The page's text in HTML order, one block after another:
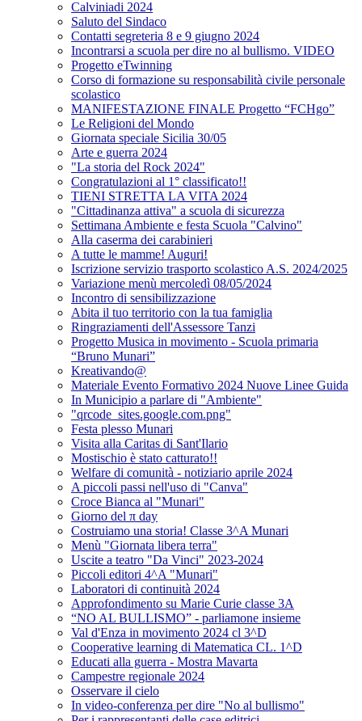
Calviniadi 2024
Saluto del Sindaco
Contatti segreteria 8 e 9 giugno 2024
Incontrarsi a scuola per dire no al bullismo. VIDEO
Progetto eTwinning
Corso di formazione su responsabilità civile personale
scolastico
MANIFESTAZIONE FINALE Progetto “FCHgo”
Le Religioni del Mondo
Giornata speciale Sicilia 30/05
Arte e guerra 2024
"La storia del Rock 2024"
Congratulazioni al 1° classificato!!
TIENI STRETTA LA VITA 2024
"Cittadinanza attiva" a scuola di sicurezza
Settimana Ambiente e festa Scuola "Calvino"
Alla caserma dei carabinieri
A tutte le mamme! Auguri!
Iscrizione servizio trasporto scolastico A.S. 2024/2025
Variazione menù mercoledì 08/05/2024
Incontro di sensibilizzazione
Abita il tuo territorio con la tua famiglia
Ringraziamenti dell'Assessore Tanzi
Progetto Musica in movimento - Scuola primaria
“Bruno Munari”
Kreativando@
Materiale Evento Formativo 2024 Nuove Linee Guida
In Municipio a parlare di "Ambiente"
"qrcode_sites.google.com.png"
Festa plesso Munari
Visita alla Caritas di Sant'Ilario
Mostischio è stato catturato!!
Welfare di comunità - notiziario aprile 2024
A piccoli passi nell'uso di "Canva"
Croce Bianca al "Munari"
Giorno del π day
Costruiamo una storia! Classe 3^A Munari
Menù "Giornata libera terra"
Uscite a teatro "Da Vinci" 2023-2024
Piccoli editori 4^A "Munari"
Laboratori di continuità 2024
Approfondimento su Marie Curie classe 3A
“NO AL BULLISMO” - parliamone insieme
Val d'Enza in movimento 2024 cl 3^D
Cooperative learning di Matematica CL. 1^D
Educati alla guerra - Mostra Mavarta
Campestre regionale 2024
Osservare il cielo
In video-conferenza per dire "No al bullismo"